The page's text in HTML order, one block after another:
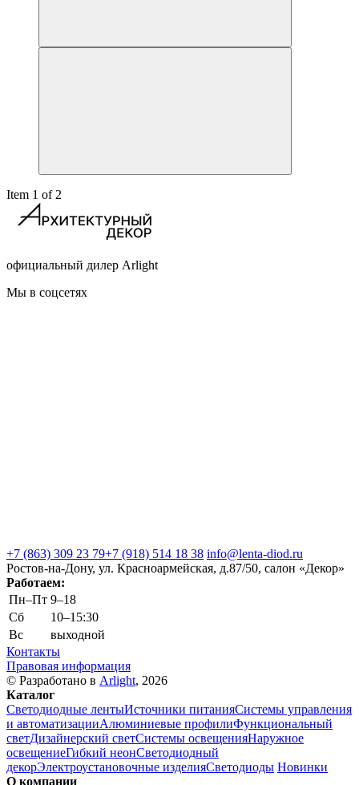
Item 1 of 2
официальный дилер Arlight
Мы в соцсетях
+7 (863) 309 23 79+7 (918) 514 18 38 info@lenta-diod.ru
Ростов-на-Дону, ул. Красноармейская, д.87/50, салон «Декор»
Работаем:
Пн–Пт 9–18
Сб
10–15:30
Вс
выходной
Контакты
Правовая информация
© Разработано в Arlight, 2026
Каталог
Светодиодные лентыИсточники питанияСистемы управления
и автоматизацииАлюминиевые профилиФункциональный
светДизайнерский светСистемы освещенияНаружное
освещениеГибкий неонСветодиодный
декорЭлектроустановочные изделияСветодиоды Новинки
О компании